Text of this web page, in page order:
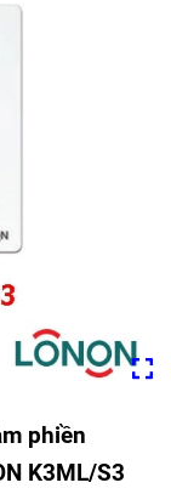
phiền
K3ML/S3